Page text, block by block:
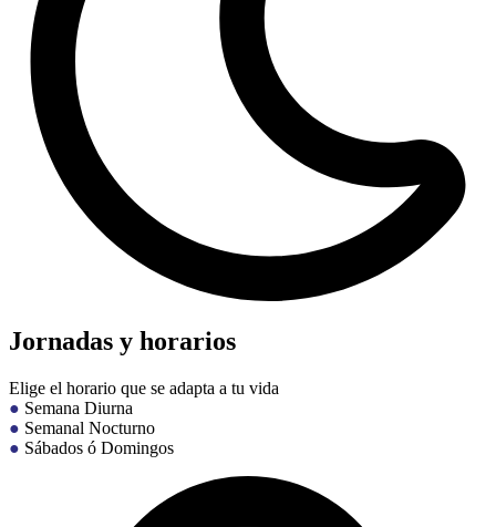
Jornadas y horarios
Elige el horario que se adapta a tu vida
● Semana Diurna
● Semanal Nocturno
● Sábados ó Domingos